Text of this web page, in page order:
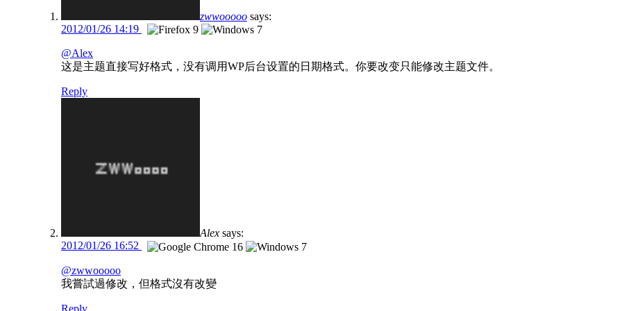
zwwooooo says:
2012/01/26 14:19
@Alex
这是主题直接写好格式，没有调用WP后台设置的日期格式。你要改变只能修改主题文件。
Reply
Alex says:
2012/01/26 16:52
@zwwooooo
我嘗試過修改，但格式沒有改變
Reply